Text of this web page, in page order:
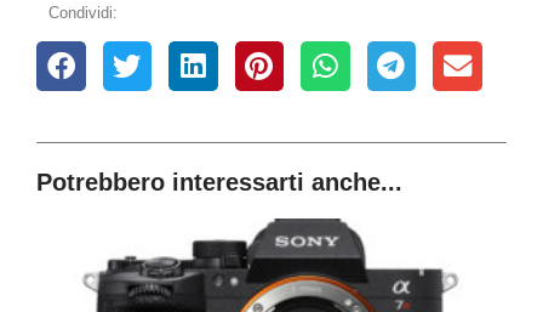
Condividi:
Potrebbero interessarti anche...